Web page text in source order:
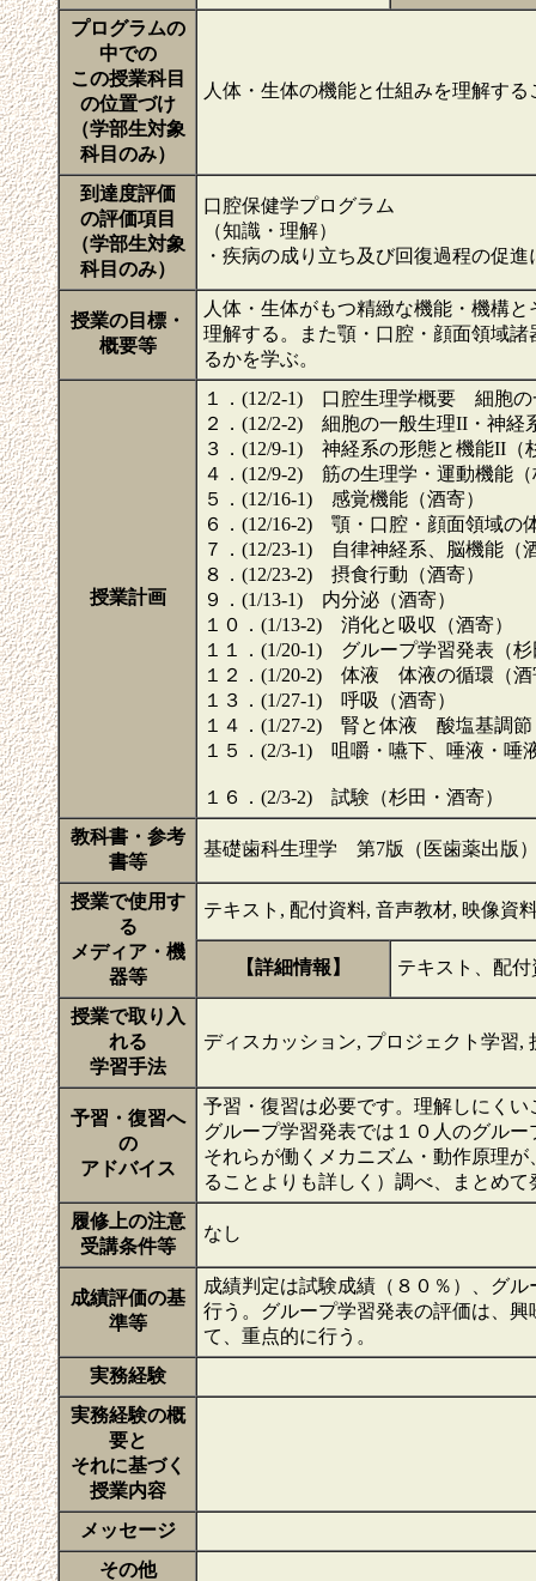
プログラムの
中での
この授業科目
の位置づけ
（学部生対象
科目のみ）
人体・生体の機能と仕組みを理解す
到達度評価
の評価項目
（学部生対象
科目のみ）
口腔保健学プログラム
（知識・理解）
・疾病の成り立ち及び回復過程の促
授業の目標・
概要等
人体・生体がもつ精緻な機能・機構
理解する。また顎・口腔・顔面領域
るかを学ぶ。
授業計画
１．(12/2-1) 口腔生理学概要 細胞の
２．(12/2-2) 細胞の一般生理II・神経
３．(12/9-1) 神経系の形態と機能II（
４．(12/9-2) 筋の生理学・運動機能
５．(12/16-1) 感覚機能（酒寄）
６．(12/16-2) 顎・口腔・顔面領域
７．(12/23-1) 自律神経系、脳機能（
８．(12/23-2) 摂食行動（酒寄）
９．(1/13-1) 内分泌（酒寄）
１０．(1/13-2) 消化と吸収（酒寄）
１１．(1/20-1) グループ学習発表（
１２．(1/20-2) 体液 体液の循環（酒
１３．(1/27-1) 呼吸（酒寄）
１４．(1/27-2) 腎と体液 酸塩基調節
１５．(2/3-1) 咀嚼・嚥下、唾液・唾
１６．(2/3-2) 試験（杉田・酒寄）
教科書・参考
書等
基礎歯科生理学 第7版（医歯薬出版
授業で使用す
る
メディア・機
器等
テキスト, 配付資料, 音声教材, 映像資料
【詳細情報】 テキスト、配
授業で取り入
れる
学習手法
ディスカッション, プロジェクト学習,
予習・復習へ
の
アドバイス
予習・復習は必要です。理解しにく
グループ学習発表では１０人のグル
それらが働くメカニズム・動作原理
ることよりも詳しく）調べ、まとめ
履修上の注意
受講条件等
なし
成績評価の基
準等
成績判定は試験成績（８０％）、グ
行う。グループ学習発表の評価は、
て、重点的に行う。
実務経験
実務経験の概
要と
それに基づく
授業内容
メッセージ
その他